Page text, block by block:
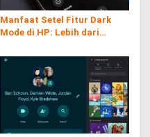
Manfaat Setel Fitur Dark
Mode di HP: Lebih dari